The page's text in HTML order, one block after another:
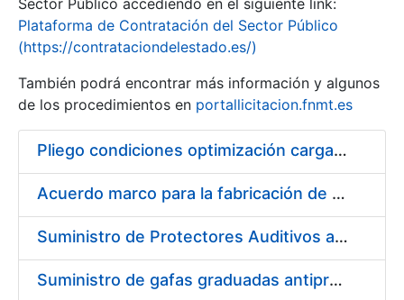
Mostrar/Ocultar
Sector Público accediendo en el siguiente link:
Plataforma de Contratación del Sector Público
(https://contrataciondelestado.es/)
También podrá encontrar más información y algunos
de los procedimientos en portallicitacion.fnmt.es
Pliego condiciones optimización cargas compras firmado
Acuerdo marco para la fabricación de piezas
Suministro de Protectores Auditivos a medida para las personas trabajadoras de los Centros de Trabajo de Madrid y Burgos
Suministro de gafas graduadas antiproyecciones para los trabajadores de la FNMT-RCM en los centros de trabajo de Madrid y Burgos